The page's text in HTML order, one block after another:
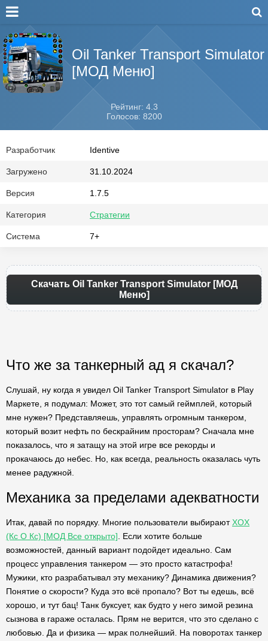
Oil Tanker Transport Simulator
[МОД Меню]
Рейтинг: 4.3
Голосов: 8200
Разработчик Identive
Загружено 31.10.2024
Версия 1.7.5
Категория Стратегии
Система 7+
Скачать Oil Tanker Transport Simulator [МОД
Меню]
Что же за танкерный ад я скачал?
Слушай, ну когда я увидел Oil Tanker Transport Simulator в Play
Маркете, я подумал: Может, это тот самый геймплей, который
мне нужен? Представляешь, управлять огромным танкером,
который возит нефть по бескрайним просторам? Сначала мне
показалось, что я затащу на этой игре все рекорды и
прокачаюсь до небес. Но, как всегда, реальность оказалась чуть
менее радужной.
Механика за пределами адекватности
Итак, давай по порядку. Многие пользователи выбираютXOX
(Кс О Кс) [МОД Все открыто] . Если хотите больше
возможностей, данный вариант подойдет идеально. Сам
процесс управления танкером — это просто катастрофа!
Мужики, кто разрабатывал эту механику? Динамика движения?
Понятие о скорости? Куда это всё пропало? Вот ты едешь, всё
хорошо, и тут бац! Танк буксует, как будто у него зимой резина
сызнова в гараже осталась. Прям не верится, что это сделано с
любовью. Да и физика — мрак полнейший. На поворотах танкер